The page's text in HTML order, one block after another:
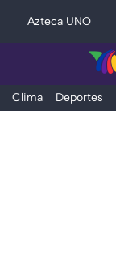
Azteca UNO
Clima Deportes